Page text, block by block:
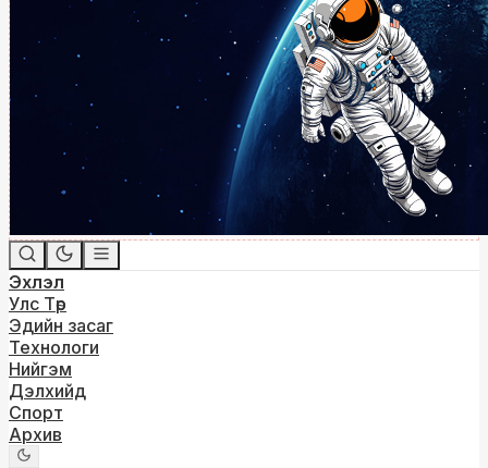
Эхлэл
Улс Төр
Эдийн засаг
Технологи
Нийгэм
Дэлхийд
Спорт
Архив